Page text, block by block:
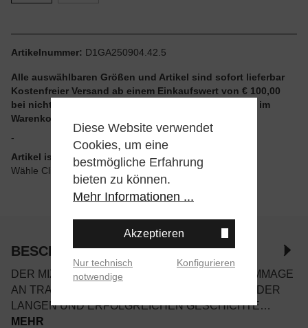
Artikelnummer: D1GA250904.42.5
Alle auswählbaren Größen und Artikel sind sofort lieferbar
Kostenfreier Versand ab einem Einkaufswert von € 100,00
bei nicht reduzierten Artikeln und ohne Aktionscode im
Warenkorb
-
Artikel ist wie angegeben im Store verfügbar
Wähle Click & Collect beim Checkout
BESCHREIBUNG
DER MIZUNO WAVE RIDER BETA IST EINE HOMMAGE
AN TRADITION UND INNOVATION. ER IST TEIL DER
LANGEN UND ERFOLGREICHEN GESCHICHTE…
MEHR
Diese Website verwendet
Cookies, um eine
bestmögliche Erfahrung
bieten zu können.
Mehr Informationen ...
Akzeptieren
Nur technisch
notwendige
Konfigurieren